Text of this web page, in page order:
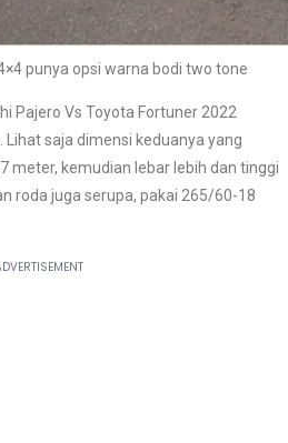
punya opsi warna bodi two tone
Pajero Vs Toyota Fortuner 2022
saja dimensi keduanya yang
meter, kemudian lebar lebih dan tinggi
roda juga serupa, pakai 265/60-18